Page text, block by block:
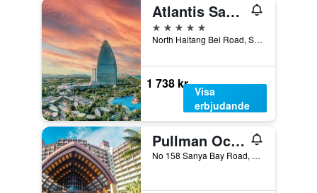
Atlantis Sanya
5 stjärnor
North Haitang Bei Road, Sanya, Kina
1 738 kr
Visa
erbjudande
Pullman Oceanview Sanya Bay Resort & Spa
No 158 Sanya Bay Road, Sanya, Kina